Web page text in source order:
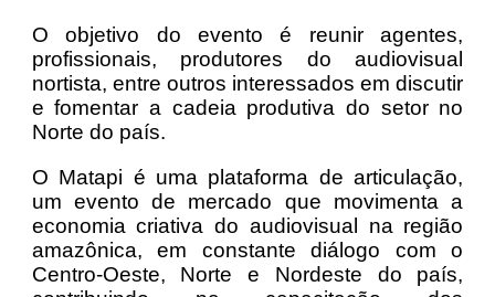
O objetivo do evento é reunir agentes,
profissionais, produtores do audiovisual
nortista, entre outros interessados em discutir
e fomentar a cadeia produtiva do setor no
Norte do país.
O Matapi é uma plataforma de articulação,
um evento de mercado que movimenta a
economia criativa do audiovisual na região
amazônica, em constante diálogo com o
Centro-Oeste, Norte e Nordeste do país,